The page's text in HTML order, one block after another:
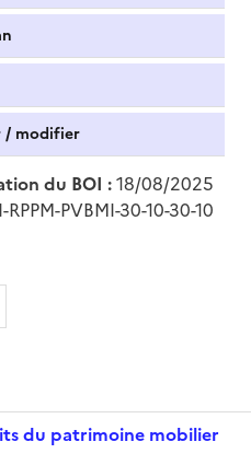
/ modifier
du BOI :18/08/2025
RPPM-PVBMI-30-10-30-10
au format pdf
sur LinkedIn
du patrimoine mobilier